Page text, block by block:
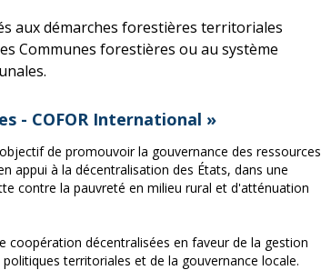
aux démarches forestières territoriales
Communes forestières ou au système
- COFOR International »
de promouvoir la gouvernance des ressources
appui à la décentralisation des États, dans une
contre la pauvreté en milieu rural et d'atténuation
coopération décentralisées en faveur de la gestion
territoriales et de la gouvernance locale.